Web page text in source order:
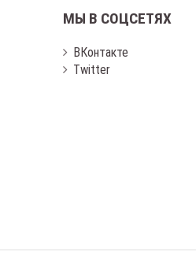
МЫ В СОЦСЕТЯХ
ВКонтакте
Twitter